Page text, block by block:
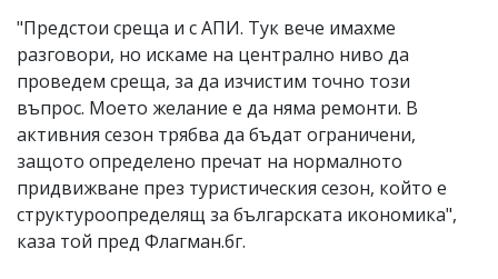
"Предстои среща и с АПИ. Тук вече имахме
разговори, но искаме на централно ниво да
проведем среща, за да изчистим точно този
въпрос. Моето желание е да няма ремонти. В
активния сезон трябва да бъдат ограничени,
защото определено пречат на нормалното
придвижване през туристическия сезон, който е
структуроопределящ за българската икономика",
каза той пред Флагман.бг.